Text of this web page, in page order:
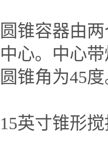
圆锥容器由
中心。中心
圆锥角为45
15英寸锥形